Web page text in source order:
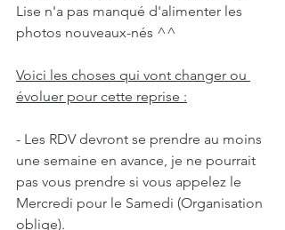
Lise n'a pas manqué d'alimenter les
photos nouveaux-nés ^^
Voici les choses qui vont changer ou
évoluer pour cette reprise :
- Les RDV devront se prendre au moins
une semaine en avance, je ne pourrait
pas vous prendre si vous appelez le
Mercredi pour le Samedi (Organisation
oblige).